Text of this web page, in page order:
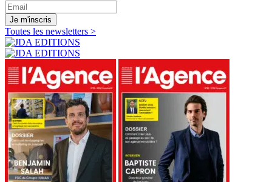
Je m'inscris
Toutes les newsletters >